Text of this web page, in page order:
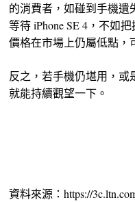
的消費者，如碰到手機遺
等待 iPhone SE 4，不如
價格在市場上仍屬低點，
反之，若手機仍堪用，或
就能持續觀望一下。
資料來源：https://